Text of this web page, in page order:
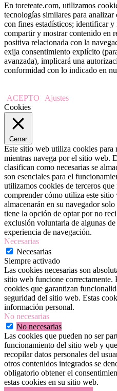
En toreteate.com, utilizamos
tecnologías similares para
con fines estadísticos; identificar y
compartir y mostrar contenido en
positiva relacionada con la
exija consentimiento explícito
avanzada), implicará una
conformidad con lo indicado en
ACEPTO
Ajustes
Cookies
Cerrar
Este sitio web utiliza cookies para
mientras navega por el sitio web.
clasifican como necesarias se
son esenciales para el
utilizamos cookies de terceros
comprender cómo utiliza este sitio
almacenarán en su navegador
tiene la opción de optar por no
exclusión voluntaria de algunas
experiencia de navegación.
Necesarias
Necesarias
Siempre activado
Las cookies necesarias son
sitio web funcione correctamente.
cookies que garantizan
seguridad del sitio web. Estas
información personal.
No necesarias
No necesarias
Las cookies que pueden no ser
funcionamiento del sitio web y
recopilar datos personales del
otros contenidos integrados se
obligatorio obtener el
estas cookies en su sitio web.